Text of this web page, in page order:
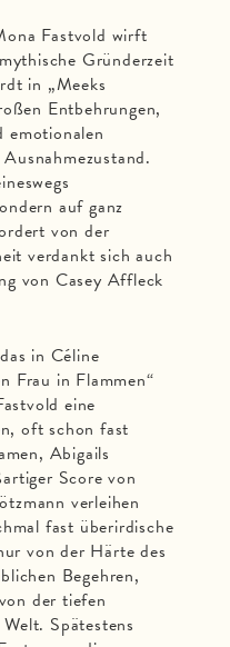
Fastvold wirft
Gründerzeit
in „Meeks
Entbehrungen,
emotionalen
auf ganz
von der
verdankt sich auch
von Casey Affleck
in Céline
Frau in Flammen“
eine
oft schon fast
Abigails
Score von
verleihen
fast überirdische
von der Härte des
Begehren,
der tiefen
Spätestens